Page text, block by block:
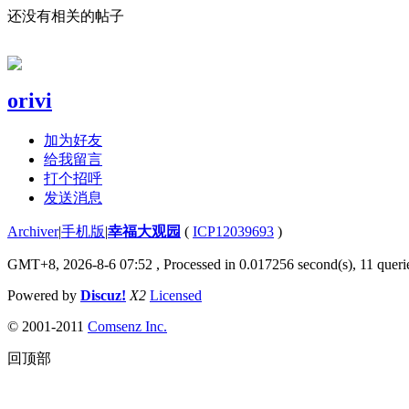
还没有相关的帖子
orivi
加为好友
给我留言
打个招呼
发送消息
Archiver|手机版|幸福大观园 ( ICP12039693 )
GMT+8, 2026-8-6 07:52 , Processed in 0.017256 second(s), 11
Powered by Discuz! X2 Licensed
© 2001-2011 Comsenz Inc.
回顶部